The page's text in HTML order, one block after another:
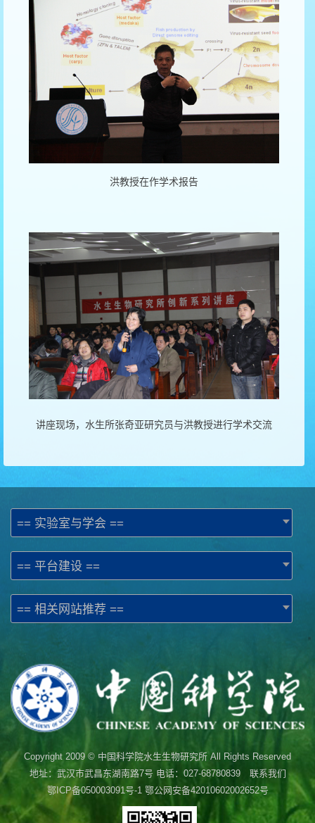
洪教授在作学术报告
讲座现场，水生所张奇亚研究员与洪教授进行学术交流
== 实验室与学会 ==
== 平台建设 ==
== 相关网站推荐 ==
Copyright 2009 © 中国科学院水生生物研究所 All Rights Reserved
地址：武汉市武昌东湖南路7号 电话：027-68780839 联系我们
鄂ICP备050003091号-1鄂公网安备42010602002652号